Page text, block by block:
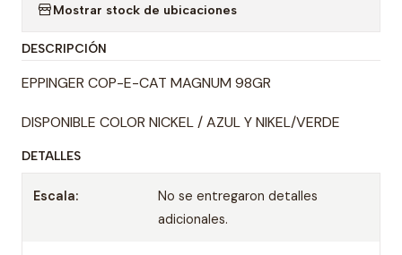
Mostrar stock de ubicaciones
DESCRIPCIÓN
EPPINGER COP-E-CAT MAGNUM 98GR
DISPONIBLE COLOR NICKEL / AZUL Y NIKEL/VERDE
DETALLES
Escala:
No se entregaron detalles
adicionales.